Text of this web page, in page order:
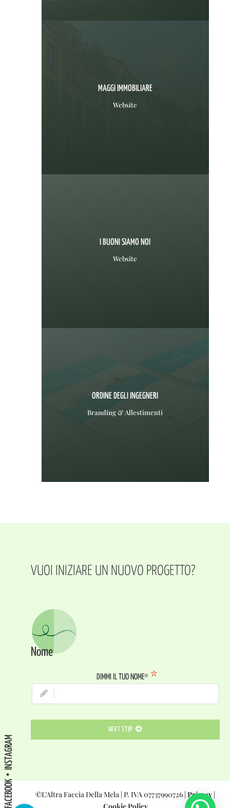
MAGGI IMMOBILIARE
Website
I BUONI SIAMO NOI
Website
ORDINE DEGLI INGEGNERI
Branding & Allestimenti
VUOI INIZIARE UN NUOVO PROGETTO?
Nome
DIMMI IL TUO NOME*
NEXT STEP
FACEBOOK
INSTAGRAM
©L’Altra Faccia Della Mela | P. IVA 07737990726 | Privacy |